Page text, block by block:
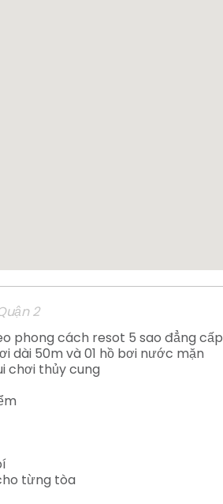
2
phong cách resot 5 sao đẳng cấp
dài 50m và 01 hồ bơi nước mặn
chơi thủy cung
từng tòa